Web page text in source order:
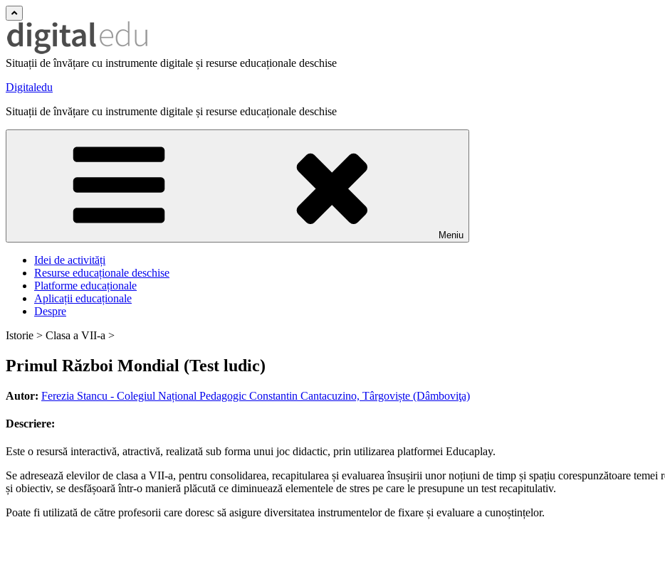
Situații de învățare cu instrumente digitale și resurse educaționale deschise
Digitaledu
Situații de învățare cu instrumente digitale și resurse educaționale deschise
Meniu
Idei de activități
Resurse educaționale deschise
Platforme educaționale
Aplicații educaționale
Despre
Istorie > Clasa a VII-a >
Primul Război Mondial (Test ludic)
Autor: Ferezia Stancu - Colegiul Național Pedagogic Constantin Cantacuzino, Târgoviște (Dâmboviţa)
Descriere:
Este o resursă interactivă, atractivă, realizată sub forma unui joc didactic, prin utilizarea platformei Educaplay.
Se adresează elevilor de clasa a VII-a, pentru consolidarea, recapitularea și evaluarea însușirii unor noțiuni de timp și spațiu corespunzătoare
și obiectiv, se desfășoară într-o manieră plăcută ce diminuează elementele de stres pe care le presupune un test recapitulativ.
Poate fi utilizată de către profesorii care doresc să asigure diversitatea instrumentelor de fixare și evaluare a cunoștințelor.